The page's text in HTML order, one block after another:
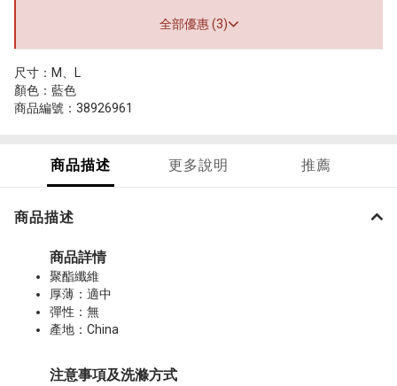
全部優惠 (3)
尺寸：M、L
顏色：藍色
商品編號：38926961
商品描述 更多說明 推薦
商品描述
商品詳情
聚酯纖維
厚薄：適中
彈性：無
產地：China
注意事項及洗滌方式